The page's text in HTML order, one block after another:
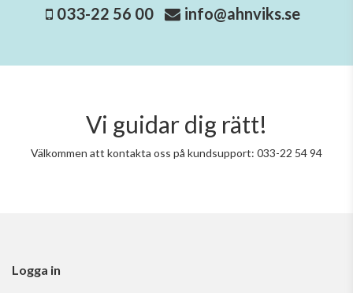
033-22 56 00 info@ahnviks.se
Vi guidar dig rätt!
Välkommen att kontakta oss på kundsupport: 033-22 54 94
Logga in